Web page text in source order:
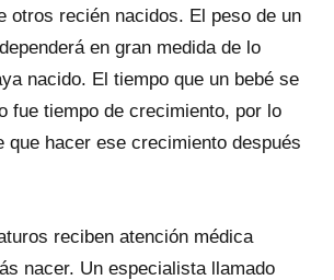
otros recién nacidos. El peso de un
en gran medida de lo
nacido. El tiempo que un bebé se
fue tiempo de crecimiento, por lo
que hacer ese crecimiento después
reciben atención médica
nacer. Un especialista llamado